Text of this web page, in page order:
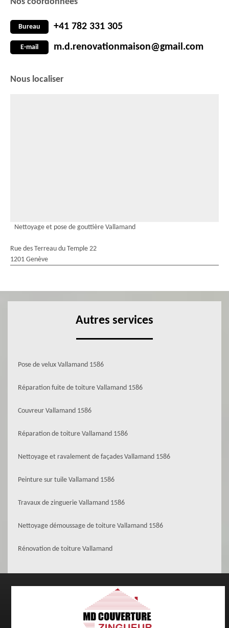
Bureau +41 782 331 305
E-mail m.d.renovationmaison@gmail.com
Nous localiser
Nettoyage et pose de gouttière Vallamand
Rue des Terreau du Temple 22
1201 Genève
Autres services
Pose de velux Vallamand 1586
Réparation fuite de toiture Vallamand 1586
Couvreur Vallamand 1586
Réparation de toiture Vallamand 1586
Nettoyage et ravalement de façades Vallamand 1586
Peinture sur tuile Vallamand 1586
Travaux de zinguerie Vallamand 1586
Nettoyage démoussage de toiture Vallamand 1586
Rénovation de toiture Vallamand